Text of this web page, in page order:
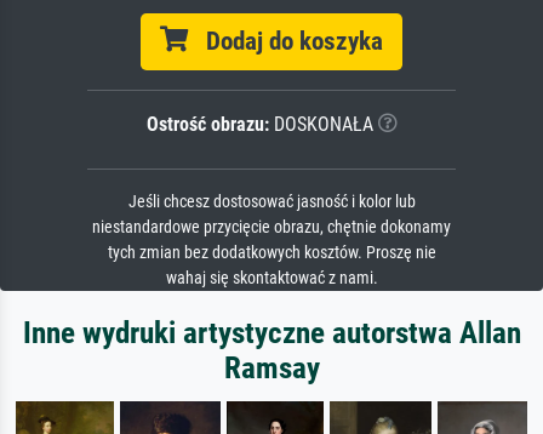
Dodaj do koszyka
Ostrość obrazu:DOSKONAŁA
Jeśli chcesz dostosować jasność i kolor lub
niestandardowe przycięcie obrazu, chętnie dokonamy
tych zmian bez dodatkowych kosztów. Proszę nie
wahaj się skontaktować z nami.
Inne wydruki artystyczne autorstwa Allan
Ramsay